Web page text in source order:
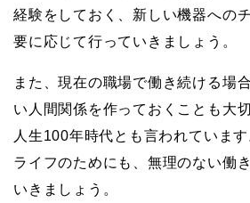
経験をしておく、新しい機器への
要に応じて行っていきましょう。
また、現在の職場で働き続ける場
い人間関係を作っておくことも大切
人生100年時代とも言われていま
ライフのためにも、無理のない働
いきましょう。